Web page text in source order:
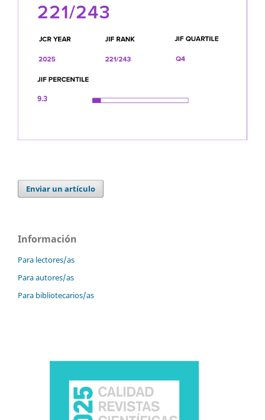
Enviar un artículo
Información
Para lectores/as
Para autores/as
Para bibliotecarios/as